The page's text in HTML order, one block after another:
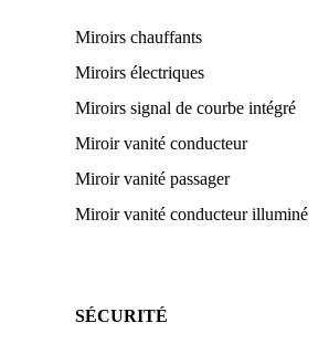
Miroirs chauffants
Miroirs électriques
Miroirs signal de courbe intégré
Miroir vanité conducteur
Miroir vanité passager
Miroir vanité conducteur illuminé
SÉCURITÉ